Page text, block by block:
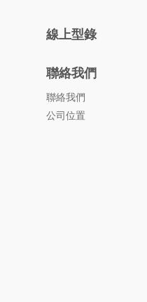
線上型錄
聯絡我們
聯絡我們
公司位置